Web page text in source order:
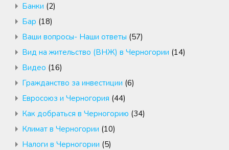
Банки (2)
Бар (18)
Ваши вопросы- Наши ответы (57)
Вид на жительство (ВНЖ) в Черногории (14)
Видео (16)
Гражданство за инвестиции (6)
Евросоюз и Черногория (44)
Как добраться в Черногорию (34)
Климат в Черногории (10)
Налоги в Черногории (5)